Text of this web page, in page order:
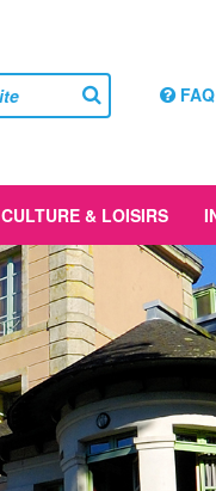
FAQ
CULTURE & LOISIRS